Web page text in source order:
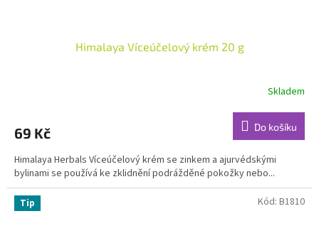
Himalaya Víceúčelový krém 20 g
je
z
5
hvězdiček.
Skladem
69 Kč Do košíku
Himalaya Herbals Víceúčelový krém se zinkem a ajurvédskými
bylinami se používá ke zklidnění podrážděné pokožky nebo...
Tip Kód: B1810